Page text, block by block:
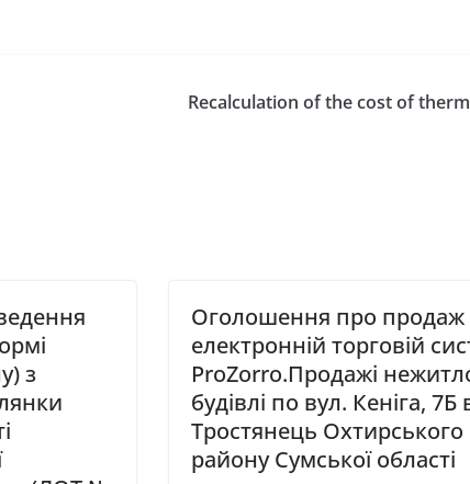
Recalculation of the cost of
з
Оголошення про продаж
електронній торговій
ProZorro.Продажі
будівлі по вул. Кеніга, 7Б
Тростянець Охтирського
району Сумської області